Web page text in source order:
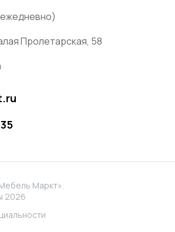
Пролетарская, 58
Маркт».
2026